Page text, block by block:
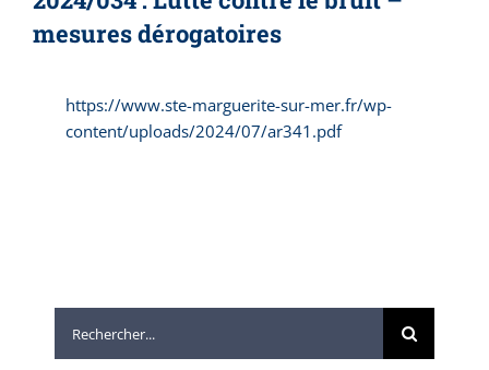
mesures dérogatoires
https://www.ste-marguerite-sur-mer.fr/wp-
content/uploads/2024/07/ar341.pdf